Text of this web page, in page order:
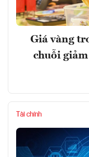
Giá vàng
chuỗi
Tài chính